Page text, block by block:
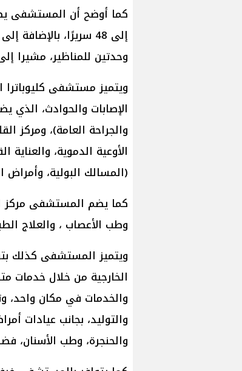
وحدتين للمناظير، مشيرا إلى أن
ويتميز مستشفى
الإصابات والحوادث، الذي
والجراحة العامة)، ومركز
الأوعية الدموية، والعناية
(المسالك البولية،
كما يضم المستشفى مركز
وطب الأعصاب ، والعلاج
ويتميز المستشفى كذلك
والخدمات في مكان واحد،
والتوليد، بجانب عيادات
والحنجرة، وطب الأسنان،